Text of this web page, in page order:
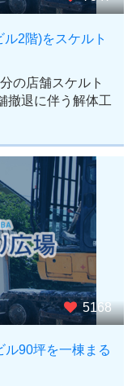
2階)をスケルト
の店舗スケルト
撤退に伴う解体工
5168
90坪を一棟まる